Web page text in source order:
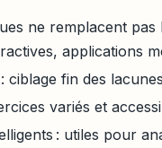
ne remplacent pas
applications
: ciblage fin des
variés et
: utiles pour